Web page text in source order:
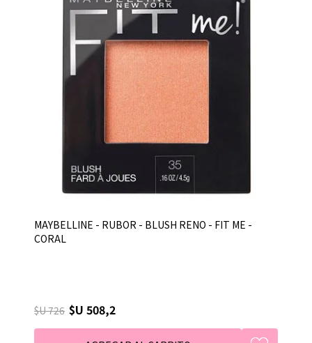
MAYBELLINE - RUBOR - BLUSH RENO - FIT ME -
CORAL
$U 726 $U 508,2